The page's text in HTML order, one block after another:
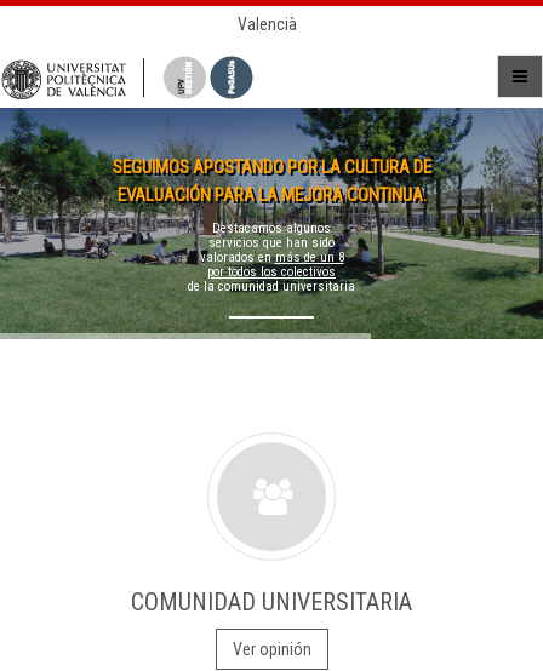
Valencià
SEGUIMOS APOSTANDO POR LA CULTURA DE
EVALUACIÓN PARA LA MEJORA CONTINUA.
Destacamos algunos
servicios que han sido
valorados enmás de un 8
por todos los colectivos
de la comunidad universitaria
COMUNIDAD UNIVERSITARIA
Ver opinión